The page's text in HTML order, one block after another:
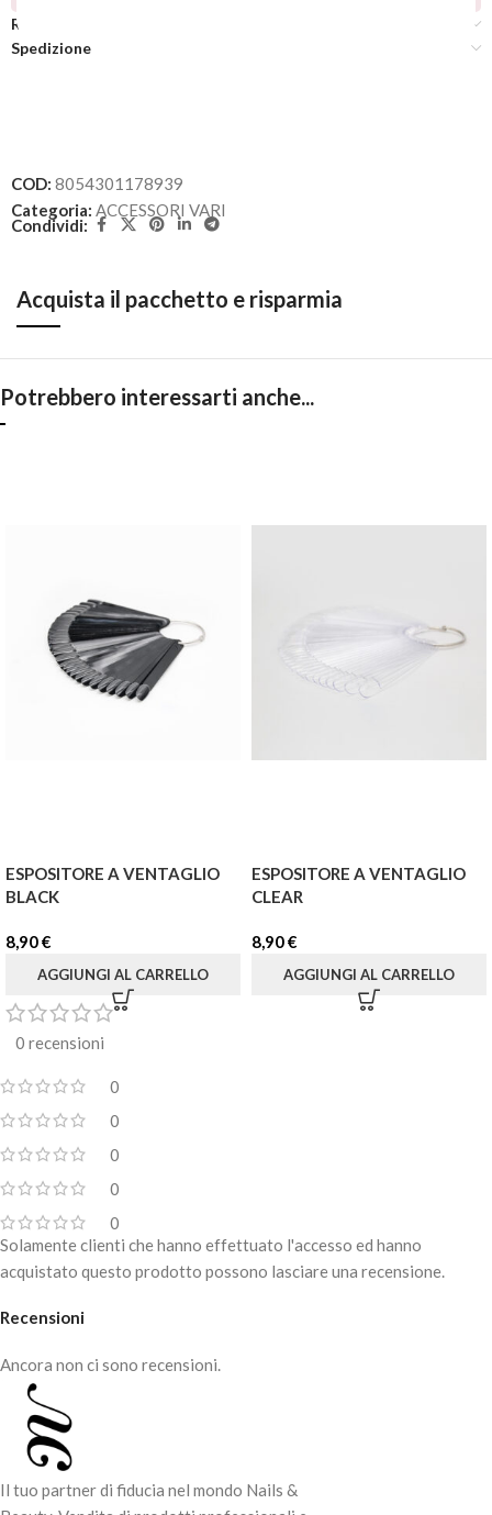
Recensioni (0)
Spedizione
COD: 8054301178939
Categoria: ACCESSORI VARI
Condividi:
Acquista il pacchetto e risparmia
Potrebbero interessarti anche...
ESPOSITORE A VENTAGLIO
BLACK
8,90€
AGGIUNGI AL CARRELLO
ESPOSITORE A VENTAGLIO
CLEAR
8,90€
AGGIUNGI AL CARRELLO
0 recensioni
0
0
0
0
0
Recensioni
Ancora non ci sono recensioni.
Solamente clienti che hanno effettuato l'accesso ed hanno
acquistato questo prodotto possono lasciare una recensione.
Il tuo partner di fiducia nel mondo Nails &